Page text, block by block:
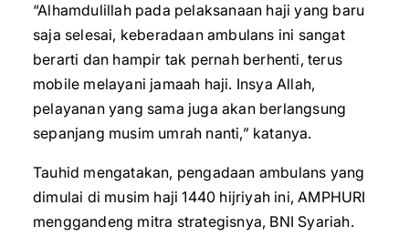
“Alhamdulillah pada pelaksanaan haji yang baru
saja selesai, keberadaan ambulans ini sangat
berarti dan hampir tak pernah berhenti, terus
mobile melayani jamaah haji. Insya Allah,
pelayanan yang sama juga akan berlangsung
sepanjang musim umrah nanti,” katanya.
Tauhid mengatakan, pengadaan ambulans yang
dimulai di musim haji 1440 hijriyah ini, AMPHURI
menggandeng mitra strategisnya, BNI Syariah.